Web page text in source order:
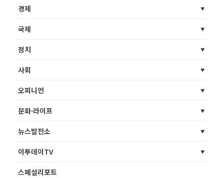
경제
국제
정치
사회
오피니언
문화·라이프
뉴스발전소
이투데이TV
스페셜리포트